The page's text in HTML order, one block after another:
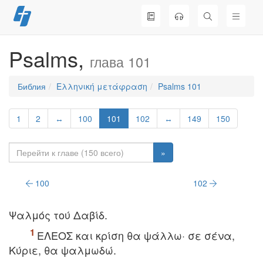
Перейти
к
Psalms, глава 101
Библия Ελληνική μετάφραση Psalms 101
1 2 ↔ 100 101 102 ↔ 149 150
»
100 102
Ψαλμός τoύ Δαβίδ.
EΛEOΣ και κρίση θα ψάλλω· σε σένα,
Kύριε, θα ψαλμωδώ.